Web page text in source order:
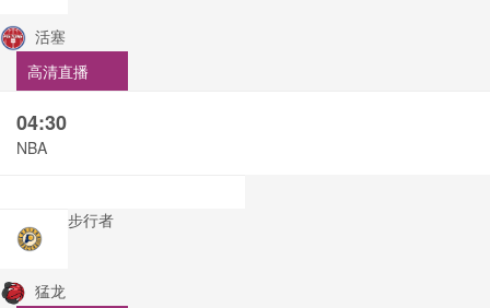
活塞
高清直播
04:30
NBA
步行者
猛龙